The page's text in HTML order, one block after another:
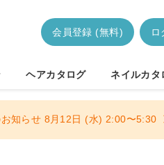
ロ
会員登録 (無料)
ヘアカタログ ネイルカタ
知らせ 8月12日 (水) 2:00〜5:30